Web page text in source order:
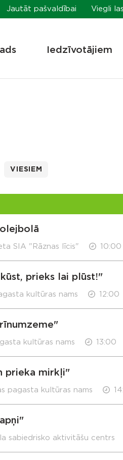
Jautāt pašvaldībai Viegli
Iedzīvotājiem
VIESIEM
SIA "Rāznas līcis" 10:00
prieks lai plūst!"
kultūras nams 12:00
kultūras nams 13:00
prieka mirkļi"
pagasta kultūras nams
sabiedrisko aktivitāšu centrs